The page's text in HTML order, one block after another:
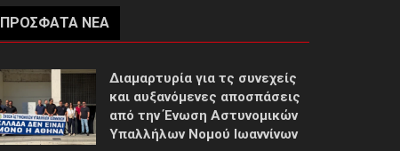
ΠΡΌΣΦΑΤΑ ΝΈΑ
Διαμαρτυρία για τς συνεχείς
και αυξανόμενες αποσπάσεις
από την Ένωση Αστυνομικών
Υπαλλήλων Νομού Ιωαννίνων